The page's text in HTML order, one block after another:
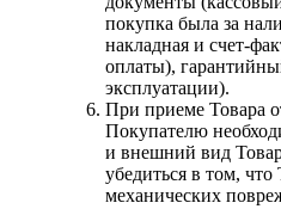
покупка была за
накладная и счет-
оплаты),
эксплуатации).
При приеме Товара
Покупателю
и внешний вид
убедиться в том,
механических